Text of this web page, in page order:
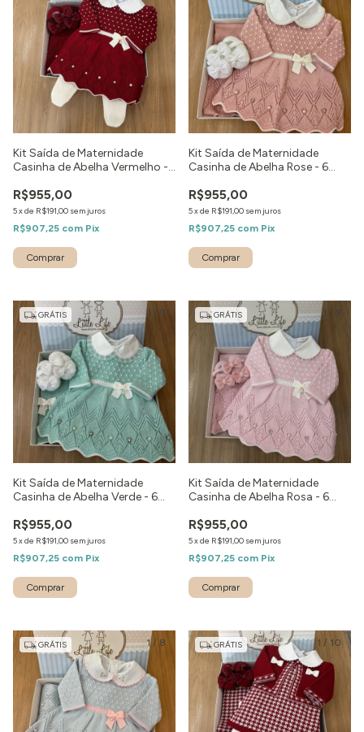
Kit Saída de Maternidade
Casinha de Abelha Vermelho -
R$955,00
5xde R$191,00 sem juros
R$907,25 com Pix
Comprar
Kit Saída de Maternidade
Casinha de Abelha Rose - 6
R$955,00
5xde R$191,00 sem juros
R$907,25 com Pix
Comprar
1 / 9
GRÁTIS
Kit Saída de Maternidade
Casinha de Abelha Verde - 6
R$955,00
5xde R$191,00 sem juros
R$907,25 com Pix
Comprar
1 9
GRÁTIS
Kit Saída de Maternidade
Casinha de Abelha Rosa - 6
R$955,00
5xde R$191,00 sem juros
R$907,25 com Pix
Comprar
1/ 8
GRÁTIS 1 / 10
GRÁTIS